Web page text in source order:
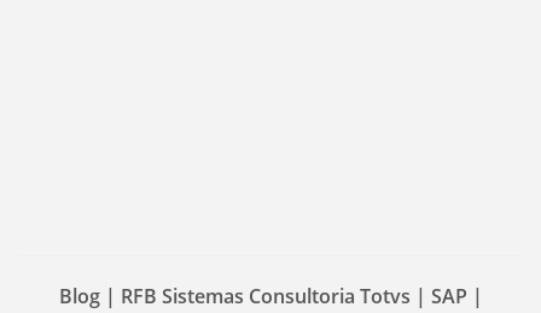
Blog | RFB Sistemas Consultoria Totvs | SAP |